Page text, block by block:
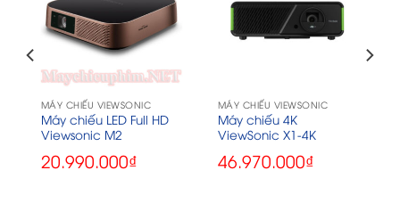
MÁY CHIẾU VIEWSONIC
Máy chiếu LED Full HD
Viewsonic M2
20.990.000₫
MÁY CHIẾU VIEWSONIC
Máy chiếu 4K
ViewSonic X1-4K
46.970.000₫